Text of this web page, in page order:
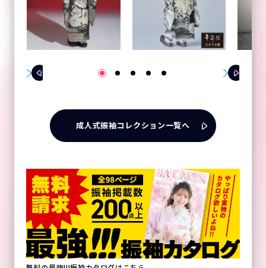
成人式振袖コレクション一覧へ